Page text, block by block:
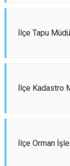
İlçe Tapu
İlçe Kadastro
İlçe Orman